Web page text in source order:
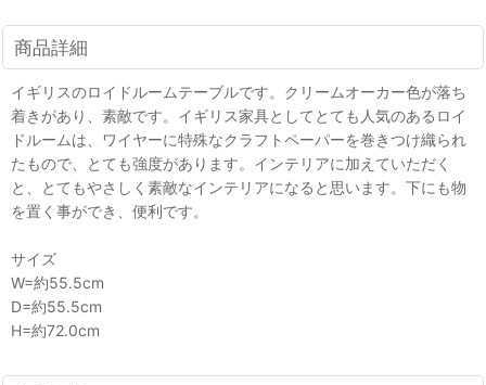
商品詳細
イギリスのロイドルームテーブルです。クリームオーカー色が落ち
着きがあり、素敵です。イギリス家具としてとても人気のあるロイ
ドルームは、ワイヤーに特殊なクラフトペーパーを巻きつけ織られ
たもので、とても強度があります。インテリアに加えていただく
と、とてもやさしく素敵なインテリアになると思います。下にも物
を置く事ができ、便利です。
サイズ
W=約55.5cm
D=約55.5cm
H=約72.0cm